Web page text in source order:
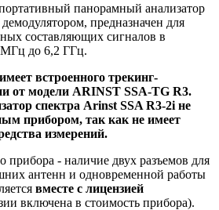
панорамный анализатор
предназначен для
составляющих сигналов в
МГц до 6,2 ГГц.
встроенного трекинг-
от модели ARINST SSA-TG R3.
спектра Arinst SSA R3-2i не
прибором, так как не имеет
измерений.
прибора - наличие двух разъемов для
антенн и одновременной работы
вместе с лицензией
включена в стоимость прибора).